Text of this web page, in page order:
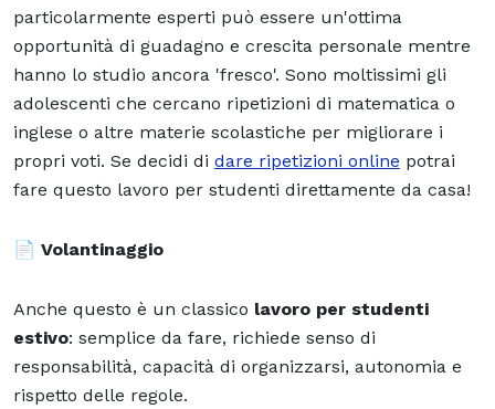
particolarmente esperti può essere un'ottima
opportunità di guadagno e crescita personale mentre
hanno lo studio ancora 'fresco'. Sono moltissimi gli
adolescenti che cercano ripetizioni di matematica o
inglese o altre materie scolastiche per migliorare i
propri voti. Se decidi di dare ripetizioni online potrai
fare questo lavoro per studenti direttamente da casa!
📄 Volantinaggio
Anche questo è un classico lavoro per studenti
estivo: semplice da fare, richiede senso di
responsabilità, capacità di organizzarsi, autonomia e
rispetto delle regole.